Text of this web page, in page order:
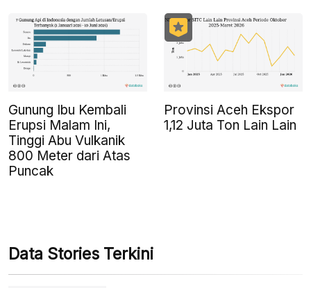
Gunung Ibu Kembali
Erupsi Malam Ini,
Tinggi Abu Vulkanik
800 Meter dari Atas
Puncak
Provinsi Aceh Ekspor
1,12 Juta Ton Lain Lain
Data Stories Terkini